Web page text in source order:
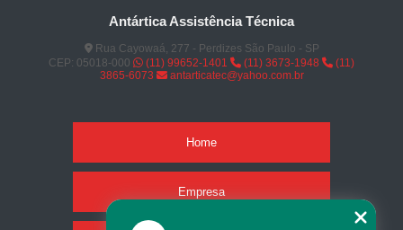
Antártica Assistência Técnica
Rua Cayowaá, 277 - Perdizes São Paulo - SP
CEP: 05018-000
(11) 99652-1401 (11) 3673-1948
(11)
3865-6073
antarticatec@yahoo.com.br
Home
Empresa